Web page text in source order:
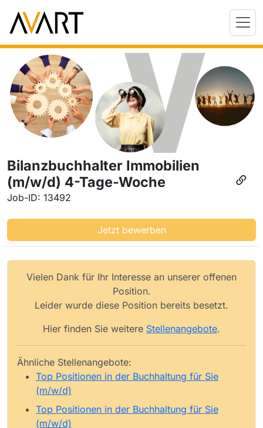
Bilanzbuchhalter Immobilien
(m/w/d) 4-Tage-Woche
Job-ID: 13492
Jetzt bewerben
Vielen Dank für Ihr Interesse an unserer offenen
Position.
Leider wurde diese Position bereits besetzt.
Hier finden Sie weitere Stellenangebote.
Ähnliche Stellenangebote:
Top Positionen in der Buchhaltung für Sie
(m/w/d)
Top Positionen in der Buchhaltung für Sie
(m/w/d)